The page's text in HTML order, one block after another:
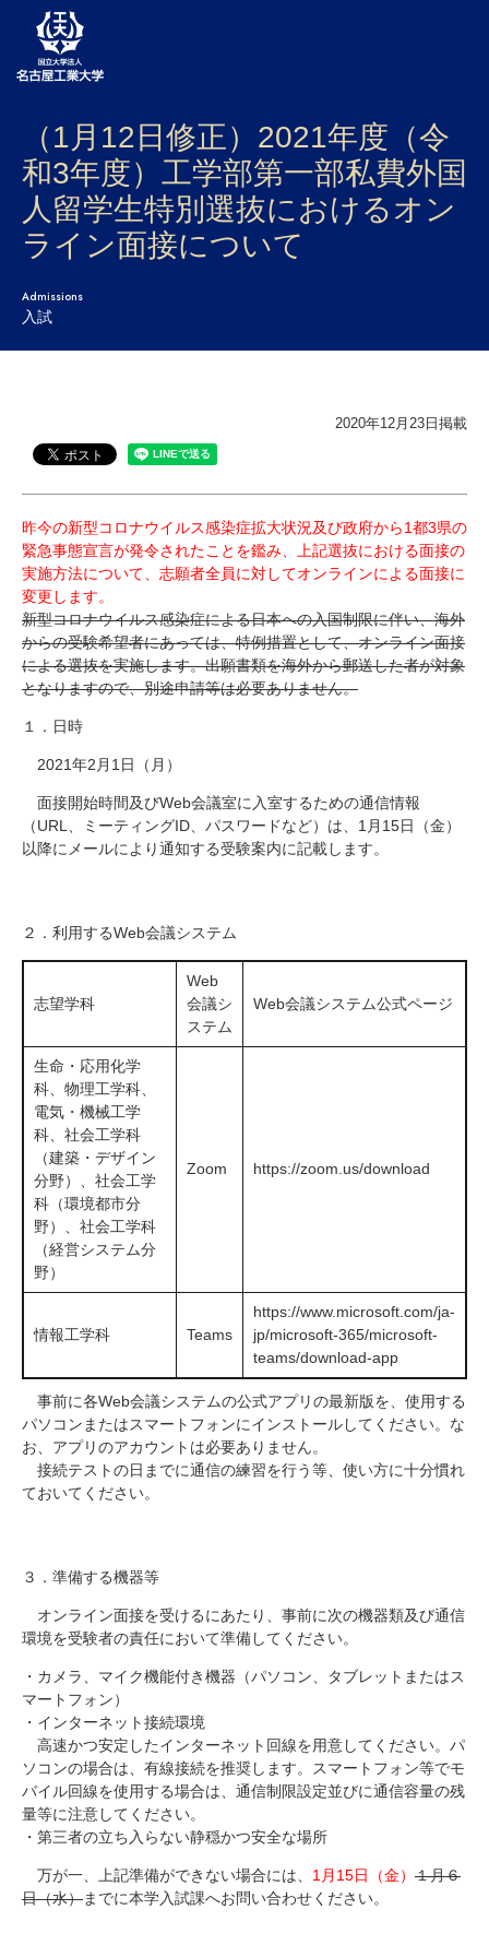
大学案内
学部・大学院・センター
入試
研究・産学官連携
研究・教員Navi
受験生 在学生
卒業生
企業・研究者
寄附のお願い
アクセス
キャンパスマップ お問い合わせ English 資料請求
（1月12日修正）2021年度（令
和3年度）工学部第一部私費外国
人留学生特別選抜におけるオン
ライン面接について
Admissions
入試
2020年12月23日掲載
昨今の新型コロナウイルス感染症拡大状況及び政府から1都3県の
緊急事態宣言が発令されたことを鑑み、上記選抜における面接の
実施方法について、志願者全員に対してオンラインによる面接に
変更します。
新型コロナウイルス感染症による日本への入国制限に伴い、海外
からの受験希望者にあっては、特例措置として、オンライン面接
による選抜を実施します。出願書類を海外から郵送した者が対象
となりますので、別途申請等は必要ありません。
１．日時
2021年2 月 1 日（月）
面接開始時間及びWeb会議室に入室するための通信情報
（URL 、ミーティングID 、パスワードなど）は、 1 月 15日（金）
以降にメールにより通知する受験案内に記載します。
２．利用するWeb会議システム
志望学科
Web
会議シ
ステム
Web会議システム公式ページ
生命・応用化学
科、物理工学科、
電気・機械工学
科、社会工学科
（建築・デザイン
分野）、社会工学
科（環境都市分
野）、社会工学科
（経営システム分
野）
Zoom https://zoom.us/download
情報工学科 Teams
https://www.microsoft.com/ja-
jp/microsoft-365/microsoft-
teams/download-app
事前に各Web会議システムの公式アプリの最新版を、使用する
パソコンまたはスマートフォンにインストールしてください。な
お、アプリのアカウントは必要ありません。
接続テストの日までに通信の練習を行う等、使い方に十分慣れ
ておいてください。
３．準備する機器等
オンライン面接を受けるにあたり、事前に次の機器類及び通信
環境を受験者の責任において準備してください。
・カメラ、マイク機能付き機器（パソコン、タブレットまたはス
マートフォン）
・インターネット接続環境
高速かつ安定したインターネット回線を用意してください。パ
ソコンの場合は、有線接続を推奨します。スマートフォン等でモ
バイル回線を使用する場合は、通信制限設定並びに通信容量の残
量等に注意してください。
・第三者の立ち入らない静穏かつ安全な場所
万が一、上記準備ができない場合には、 1月15日（金） １月６
日（水）までに本学入試課へお問い合わせください。